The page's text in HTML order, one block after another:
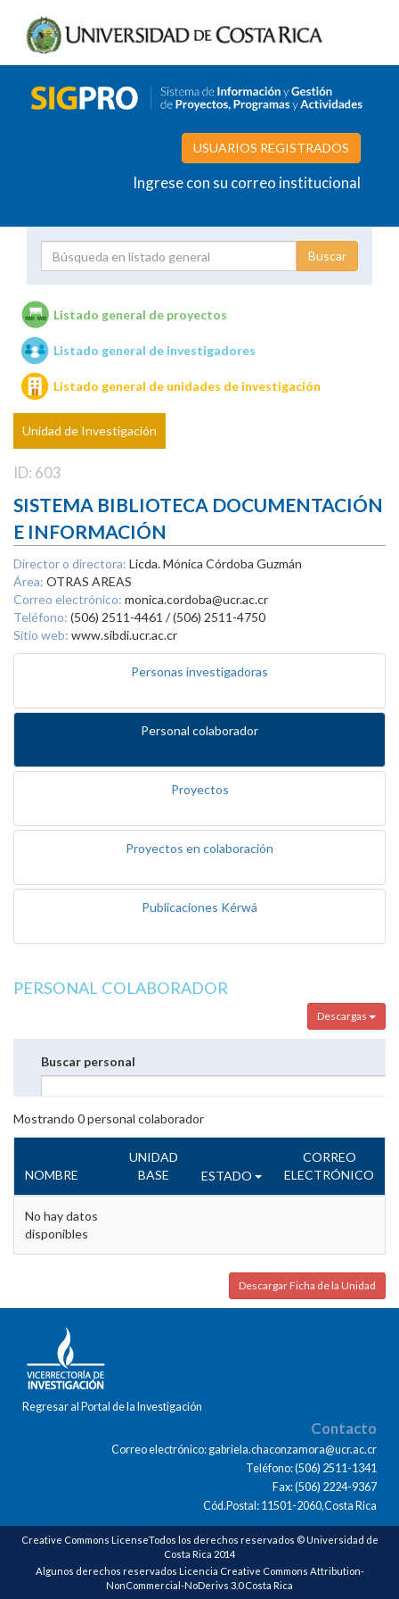
USUARIOS REGISTRADOS
Ingrese con su correo institucional
Unidades de investigación
Listado general de proyectos
Listado general de investigadores
Listado general de unidades de investigación
Unidad de Investigación
ID: 603
SISTEMA BIBLIOTECA DOCUMENTACIÓN
E INFORMACIÓN
Director o directora: Licda. Mónica Córdoba Guzmán
Área: OTRAS AREAS
Correo electrónico: monica.cordoba@ucr.ac.cr
Teléfono: (506) 2511-4461 / (506) 2511-4750
Sitio web: www.sibdi.ucr.ac.cr
Personas investigadoras
Personal colaborador
Proyectos
Proyectos en colaboración
Publicaciones Kérwá
PERSONAL COLABORADOR
Descargas
Buscar personal
Mostrando 0personal colaborador
NOMBRE
UNIDAD
BASE
ESTADO
CORREO
ELECTRÓNICO
No hay datos
disponibles
Descargar Ficha de la Unidad
Regresar al Portal de la Investigación
Contacto
Correo electrónico: gabriela.chaconzamora@ucr.ac.cr
Teléfono: (506) 2511-1341
Fax: (506) 2224-9367
Cód.Postal: 11501-2060,Costa Rica
Creative Commons LicenseTodos los derechos reservados © Universidad de
Costa Rica 2014
Algunos derechos reservados Licencia Creative Commons Attribution-
NonCommercial-NoDerivs 3.0 Costa Rica